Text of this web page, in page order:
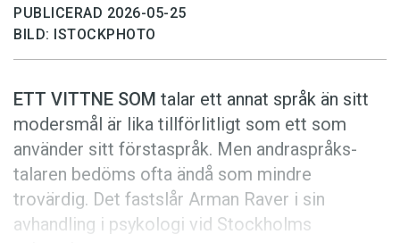
Press
PUBLICERAD 2026-05-25
BILD: ISTOCKPHOTO
ETT VITTNE SOM talar ett annat språk än sitt
modersmål är lika tillförlitligt som ett som
använder sitt förstaspråk. Men andraspråks­
talaren bedöms ofta ändå som mindre
trovärdig. Det fastslår Arman Raver i sin
avhandling i psykologi vid Stockholms